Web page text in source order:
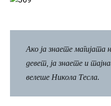
Ако ја знаете
девет, ја знаете и
велеше Никола Тесла.